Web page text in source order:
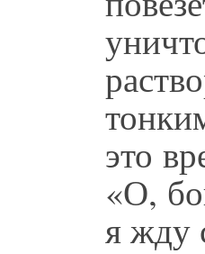
это
«О,
я жду